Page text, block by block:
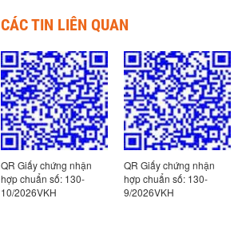
CÁC TIN LIÊN QUAN
QR Giấy chứng nhận
hợp chuẩn số: 130-
10/2026VKH
QR Giấy chứng nhận
hợp chuẩn số: 130-
9/2026VKH